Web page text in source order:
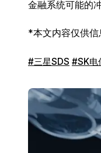
金融系统可能的
*本文内容仅供
#三星SDS #SK电